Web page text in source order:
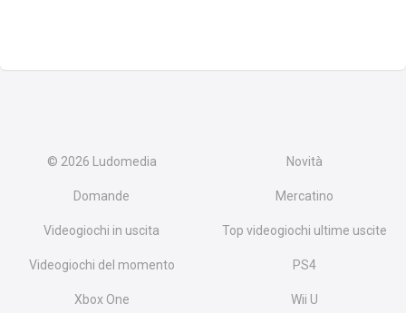
© 2026 Ludomedia Novità
Domande Mercatino
Videogiochi in uscita Top videogiochi ultime uscite
Videogiochi del momento PS4
Xbox One Wii U